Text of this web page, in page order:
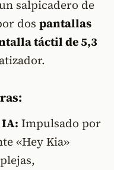
salpicadero de
dos pantallas
táctil de 5,3
Impulsado por
«Hey Kia»